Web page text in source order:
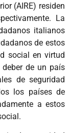
(AIRE) residen
La
italianos
de estos
social en virtud
de un país
de seguridad
los países de
a estos